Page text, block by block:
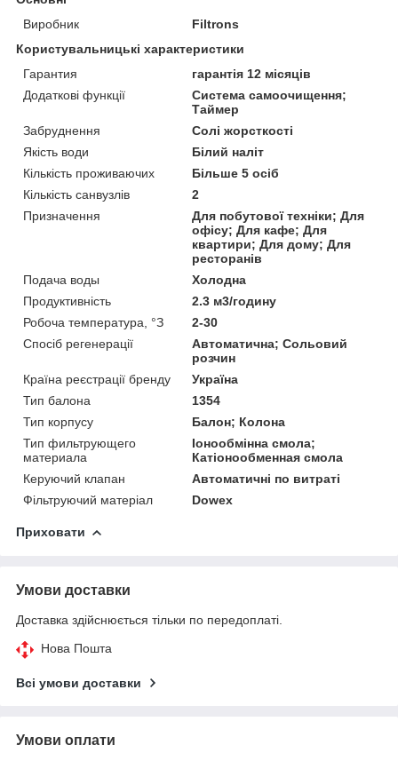
Виробник
Filtrons
Користувальницькі характеристики
Гарантия
гарантія 12 місяців
Додаткові функції
Система самоочищення;
Таймер
Забруднення
Солі жорсткості
Якість води
Білий наліт
Кількість проживаючих
Більше 5 осіб
Кількість санвузлів
2
Призначення
Для побутової техніки; Для
офісу; Для кафе; Для
квартири; Для дому; Для
ресторанів
Подача воды
Холодна
Продуктивність
2.3 м3/годину
Робоча температура, °З
2-30
Спосіб регенерації
Автоматична; Сольовий
розчин
Країна реєстрації бренду
Україна
Тип балона
1354
Тип корпусу
Балон; Колона
Тип фильтрующего
материала
Іонообмінна смола;
Катіонообменная смола
Керуючий клапан
Автоматичні по витраті
Фільтруючий матеріал
Dowex
Приховати
Умови доставки
Доставка здійснюється тільки по передоплаті.
Нова Пошта
Всі умови доставки
Умови оплати